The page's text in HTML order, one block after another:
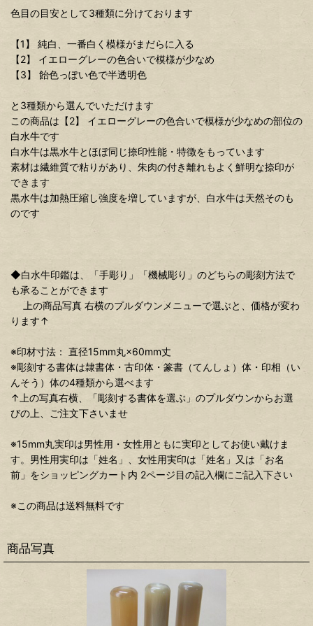
色目の目安として3種類に分けております
【1】 純白、一番白く模様がまだらに入る
【2】 イエローグレーの色合いで模様が少なめ
【3】 飴色っぽい色で半透明色
と3種類から選んでいただけます
この商品は【2】 イエローグレーの色合いで模様が少なめの部位の
白水牛です
白水牛は黒水牛とほぼ同じ捺印性能・特徴をもっています
素材は繊維質で粘りがあり、朱肉の付き離れもよく鮮明な捺印が
できます
黒水牛は加熱圧縮し強度を増していますが、白水牛は天然そのも
のです
◆白水牛印鑑は、「手彫り」「機械彫り」のどちらの彫刻方法で
も承ることができます
上の商品写真 右横のプルダウンメニューで選ぶと、価格が変わ
ります↑
※印材寸法： 直径15mm丸×60mm丈
※彫刻する書体は隷書体・古印体・篆書（てんしょ）体・印相（い
んそう）体の4種類から選べます
↑上の写真右横、「彫刻する書体を選ぶ」のプルダウンからお選
びの上、ご注文下さいませ
※15mm丸実印は男性用・女性用ともに実印としてお使い戴けま
す。男性用実印は「姓名」、女性用実印は「姓名」又は「お名
前」をショッピングカート内 2ページ目の記入欄にご記入下さい
※この商品は送料無料です
商品写真